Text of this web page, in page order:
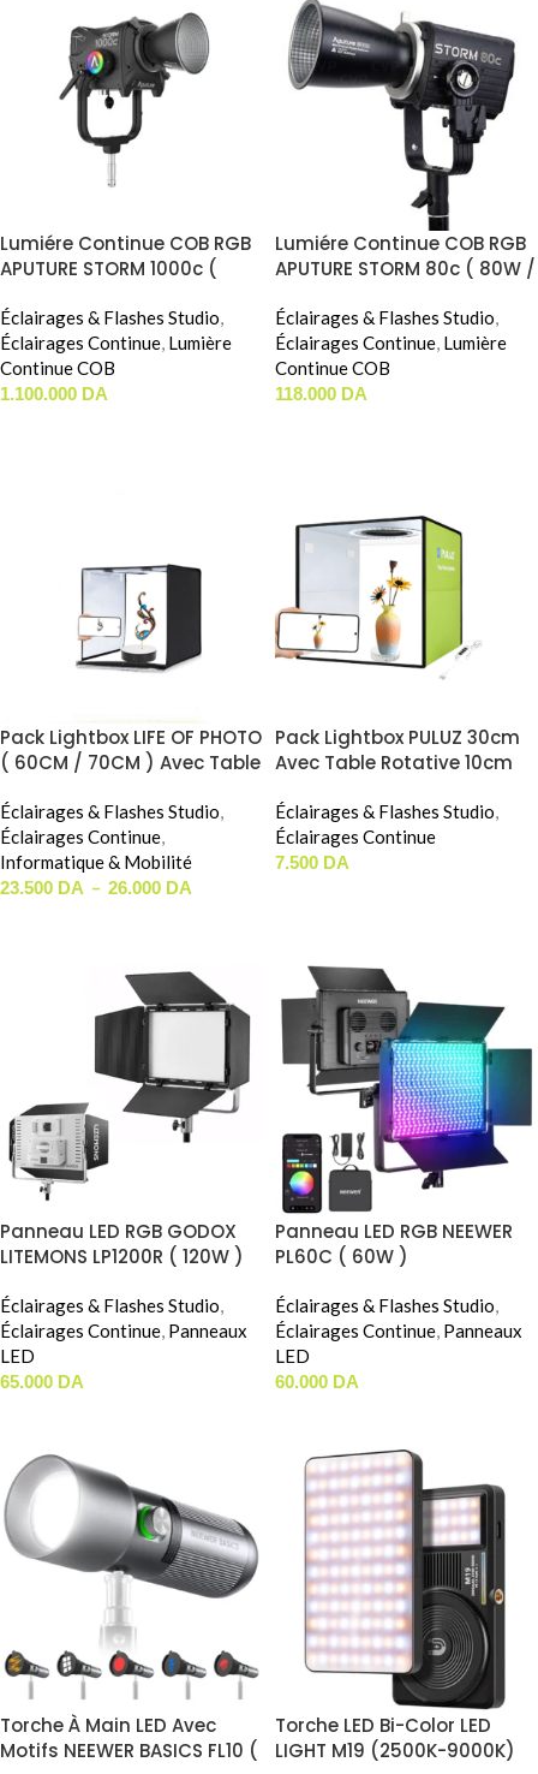
Lumiére Continue COB RGB
APUTURE STORM 1000c (
Éclairages & Flashes Studio,
Éclairages Continue, Lumière
Continue COB
1.100.000 DA
Lumiére Continue COB RGB
APUTURE STORM 80c ( 80W /
Éclairages & Flashes Studio,
Éclairages Continue, Lumière
Continue COB
118.000 DA
Pack Lightbox LIFE OF PHOTO
( 60CM / 70CM ) Avec Table
Éclairages & Flashes Studio,
Éclairages Continue,
Informatique & Mobilité
23.500 DA – 26.000 DA
Pack Lightbox PULUZ 30cm
Avec Table Rotative 10cm
Éclairages & Flashes Studio,
Éclairages Continue
7.500 DA
Panneau LED RGB GODOX
LITEMONS LP1200R ( 120W )
Éclairages & Flashes Studio,
Éclairages Continue, Panneaux
LED
65.000 DA
Panneau LED RGB NEEWER
PL60C ( 60W )
Éclairages & Flashes Studio,
Éclairages Continue, Panneaux
LED
60.000 DA
Torche À Main LED Avec
Motifs NEEWER BASICS FL10 (
Torche LED Bi-Color LED
LIGHT M19 (2500K-9000K)